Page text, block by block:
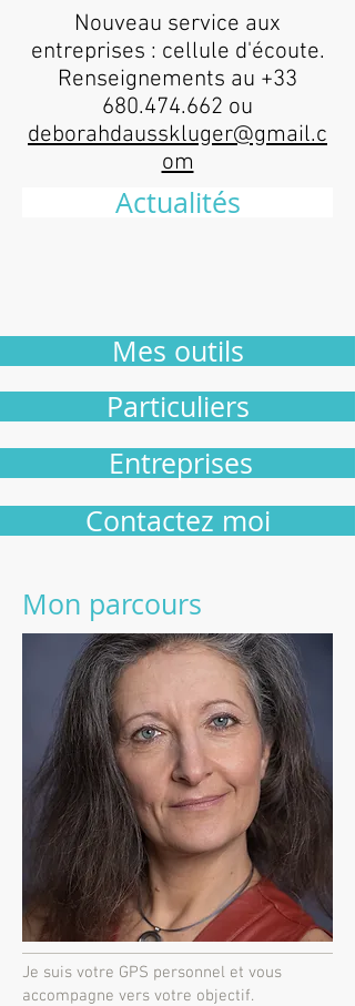
Mon parcours
Mes outils
Particuliers
Entreprises
Contactez moi
Je suis votre GPS personnel et vous
accompagne vers votre objectif.
Actualités
Nouveau service aux
entreprises : cellule d'écoute.
Renseignements au +33
680.474.662 ou
deborahdausskluger@gmail.c
om